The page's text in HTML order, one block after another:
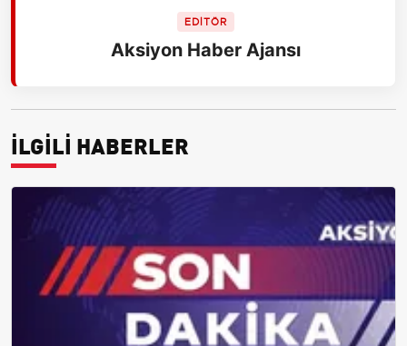
EDİTÖR
Aksiyon Haber Ajansı
İLGİLİ HABERLER